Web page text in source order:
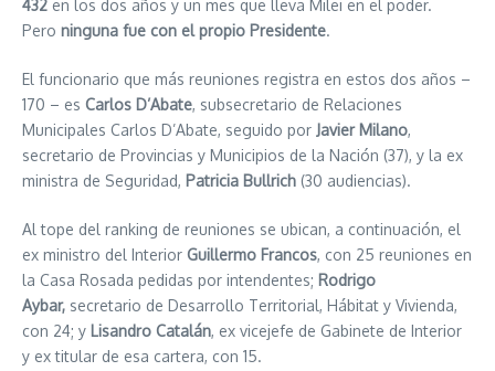
432 en los dos años y un mes que lleva Milei en el poder.
Pero ninguna fue con el propio Presidente.
El funcionario que más reuniones registra en estos dos años –
170 – es Carlos D’Abate, subsecretario de Relaciones
Municipales Carlos D’Abate, seguido por Javier Milano,
secretario de Provincias y Municipios de la Nación (37), y la ex
ministra de Seguridad, Patricia Bullrich (30 audiencias).
Al tope del ranking de reuniones se ubican, a continuación, el
ex ministro del Interior Guillermo Francos, con 25 reuniones en
la Casa Rosada pedidas por intendentes; Rodrigo
Aybar, secretario de Desarrollo Territorial, Hábitat y Vivienda,
con 24; y Lisandro Catalán, ex vicejefe de Gabinete de Interior
y ex titular de esa cartera, con 15.